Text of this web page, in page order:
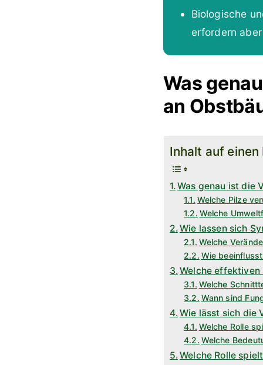
Biologische
erfordern
Was
an
Inhalt auf einen
Was genau ist die
Welche Pilze
Welche
Wie lassen sich
Welche
Wie
Welche effektiven
Welche
Wann sind
Wie lässt sich die
Welche Rolle
Welche
Welche Rolle